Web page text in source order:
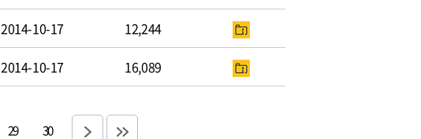
2014-10-17 12,244
2014-10-17 16,089
29 30